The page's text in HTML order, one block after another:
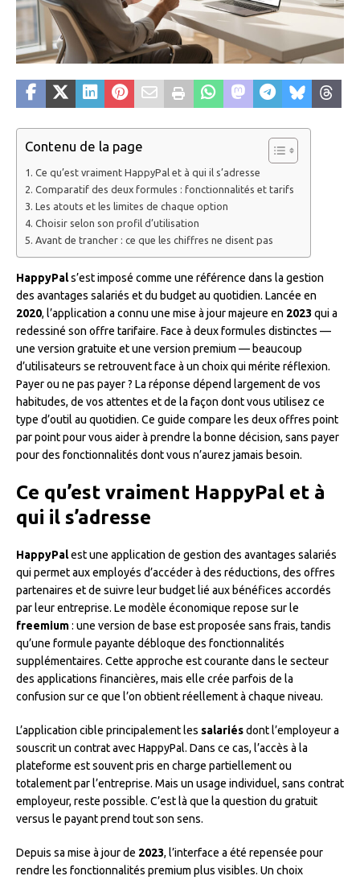
Contenu de la page
Ce qu’est vraiment HappyPal et à qui il s’adresse
Comparatif des deux formules : fonctionnalités et tarifs
Les atouts et les limites de chaque option
Choisir selon son profil d’utilisation
Avant de trancher : ce que les chiffres ne disent pas
HappyPals’est imposé comme une référence dans la gestion
des avantages salariés et du budget au quotidien. Lancée en
2020, l’application a connu une mise à jour majeure en 2023 qui a
redessiné son offre tarifaire. Face à deux formules distinctes —
une version gratuite et une version premium — beaucoup
d’utilisateurs se retrouvent face à un choix qui mérite réflexion.
Payer ou ne pas payer ? La réponse dépend largement de vos
habitudes, de vos attentes et de la façon dont vous utilisez ce
type d’outil au quotidien. Ce guide compare les deux offres point
par point pour vous aider à prendre la bonne décision, sans payer
pour des fonctionnalités dont vous n’aurez jamais besoin.
Ce qu’est vraiment HappyPal et à
qui il s’adresse
HappyPalest une application de gestion des avantages salariés
qui permet aux employés d’accéder à des réductions, des offres
partenaires et de suivre leur budget lié aux bénéfices accordés
par leur entreprise. Le modèle économique repose sur le
freemium: une version de base est proposée sans frais, tandis
qu’une formule payante débloque des fonctionnalités
supplémentaires. Cette approche est courante dans le secteur
des applications financières, mais elle crée parfois de la
confusion sur ce que l’on obtient réellement à chaque niveau.
L’application cible principalement les salariésdont l’employeur a
souscrit un contrat avec HappyPal. Dans ce cas, l’accès à la
plateforme est souvent pris en charge partiellement ou
totalement par l’entreprise. Mais un usage individuel, sans contrat
employeur, reste possible. C’est là que la question du gratuit
versus le payant prend tout son sens.
Depuis sa mise à jour de 2023, l’interface a été repensée pour
rendre les fonctionnalités premium plus visibles. Un choix